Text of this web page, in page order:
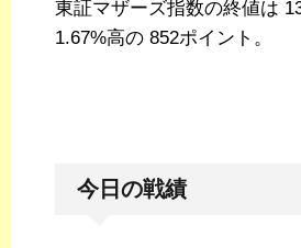
東証マザーズ指数の終値は
1.67%高の 852ポイント。
今日の戦績